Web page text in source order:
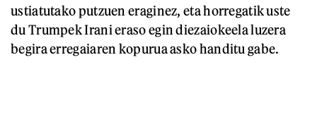
ustiatutako putzuen eraginez, eta horregatik uste
du Trumpek Irani eraso egin diezaiokeela luzera
begira erregaiaren kopurua asko handitu gabe.